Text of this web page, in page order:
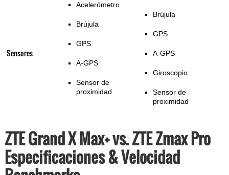
Sensores
Acelerómetro
Brújula
GPS
A-GPS
Sensor de
proximidad
Brújula
GPS
A-GPS
Giroscopio
Sensor de
proximidad
ZTE Grand X Max+ vs. ZTE Zmax Pro
Especificaciones & Velocidad